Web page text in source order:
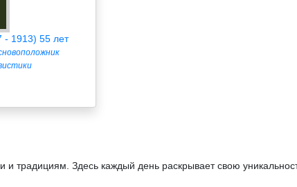
1913) 55 лет
и традициям. Здесь каждый день раскрывает свою